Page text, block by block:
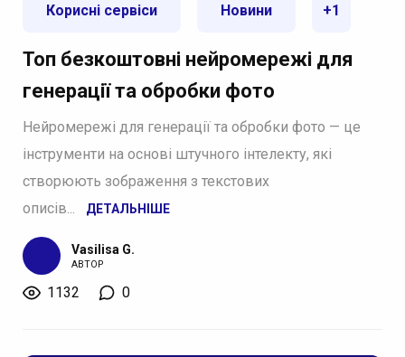
Корисні сервіси Новини +1
Топ безкоштовні нейромережі для
генерації та обробки фото
Нейромережі для генерації та обробки фото — це
інструменти на основі штучного інтелекту, які
створюють зображення з текстових
описів...
ДЕТАЛЬНІШЕ
Vasilisa G.
АВТОР
1132 0